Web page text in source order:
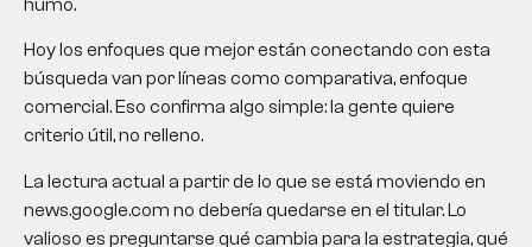
humo.
Hoy los enfoques que mejor están conectando con esta
búsqueda van por líneas como comparativa, enfoque
comercial. Eso confirma algo simple: la gente quiere
criterio útil, no relleno.
La lectura actual a partir de lo que se está moviendo en
news.google.com no debería quedarse en el titular. Lo
valioso es preguntarse qué cambia para la estrategia, qué